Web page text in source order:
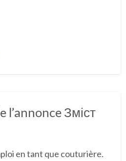
l’annonce Зміст
en tant que couturière.